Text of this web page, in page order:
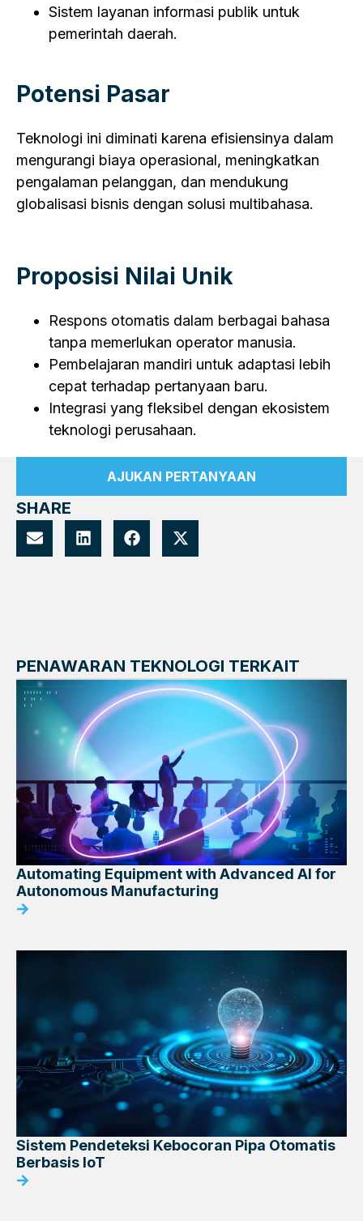
Sistem layanan informasi publik untuk
pemerintah daerah.
Potensi Pasar
Teknologi ini diminati karena efisiensinya dalam
mengurangi biaya operasional, meningkatkan
pengalaman pelanggan, dan mendukung
globalisasi bisnis dengan solusi multibahasa.
Proposisi Nilai Unik
Respons otomatis dalam berbagai bahasa
tanpa memerlukan operator manusia.
Pembelajaran mandiri untuk adaptasi lebih
cepat terhadap pertanyaan baru.
Integrasi yang fleksibel dengan ekosistem
teknologi perusahaan.
AJUKAN PERTANYAAN
SHARE
PENAWARAN TEKNOLOGI TERKAIT
Automating Equipment with Advanced AI for
Autonomous Manufacturing
Sistem Pendeteksi Kebocoran Pipa Otomatis
Berbasis IoT